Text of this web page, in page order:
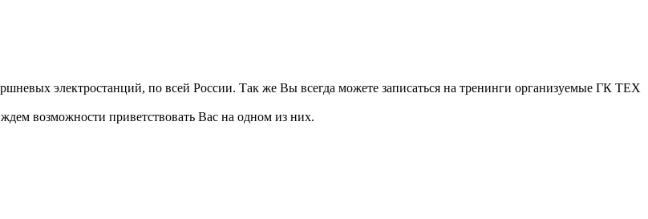
электростанций, по всей России. Так же Вы всегда можете записаться на тренинги организуемые ГК ТЕХ
возможности приветствовать Вас на одном из них.